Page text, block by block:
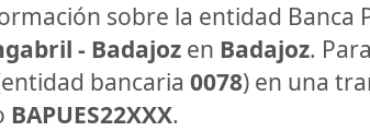
sobre la entidad Banca
- Badajoz en Badajoz.
bancaria 0078) en una
BAPUES22XXX.